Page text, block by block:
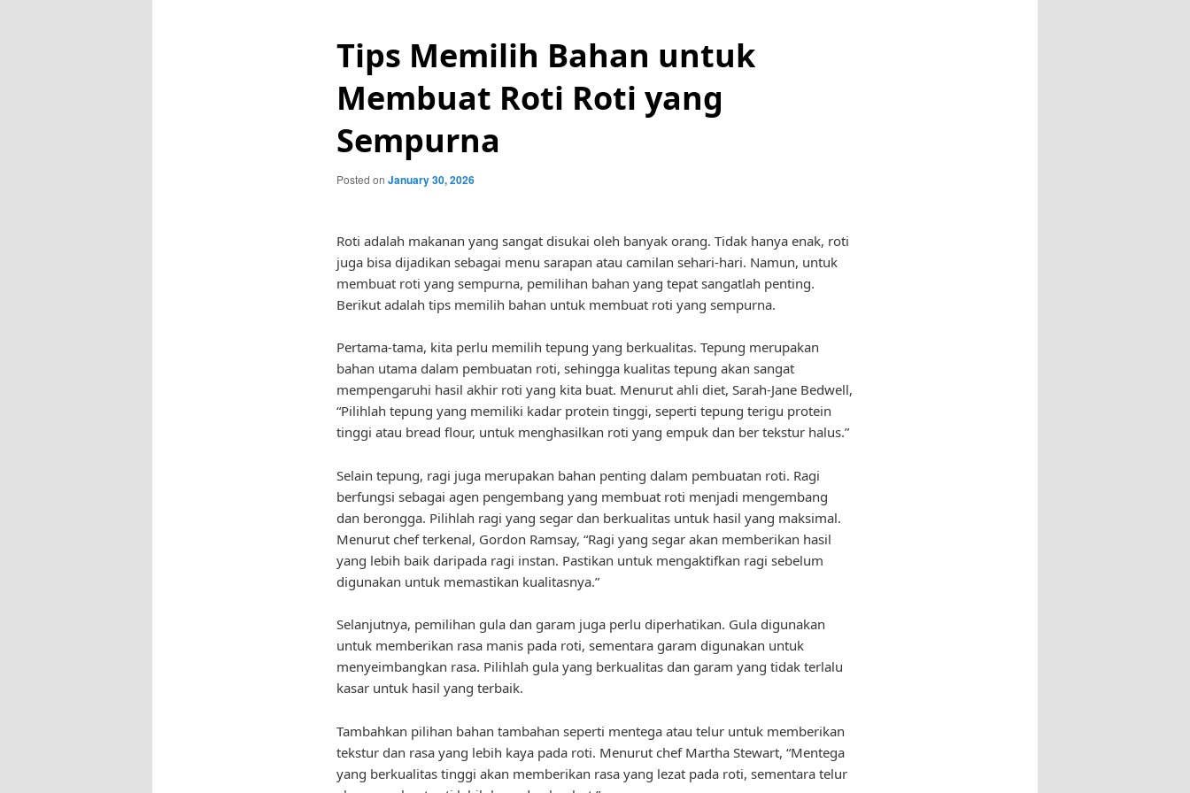
Tips Memilih Bahan untuk
Membuat Roti Roti yang
Sempurna
Posted on January 30, 2026
Roti adalah makanan yang sangat disukai oleh banyak orang. Tidak hanya enak, roti
juga bisa dijadikan sebagai menu sarapan atau camilan sehari-hari. Namun, untuk
membuat roti yang sempurna, pemilihan bahan yang tepat sangatlah penting.
Berikut adalah tips memilih bahan untuk membuat roti yang sempurna.
Pertama-tama, kita perlu memilih tepung yang berkualitas. Tepung merupakan
bahan utama dalam pembuatan roti, sehingga kualitas tepung akan sangat
mempengaruhi hasil akhir roti yang kita buat. Menurut ahli diet, Sarah-Jane Bedwell,
“Pilihlah tepung yang memiliki kadar protein tinggi, seperti tepung terigu protein
tinggi atau bread flour, untuk menghasilkan roti yang empuk dan ber tekstur halus.”
Selain tepung, ragi juga merupakan bahan penting dalam pembuatan roti. Ragi
berfungsi sebagai agen pengembang yang membuat roti menjadi mengembang
dan berongga. Pilihlah ragi yang segar dan berkualitas untuk hasil yang maksimal.
Menurut chef terkenal, Gordon Ramsay, “Ragi yang segar akan memberikan hasil
yang lebih baik daripada ragi instan. Pastikan untuk mengaktifkan ragi sebelum
digunakan untuk memastikan kualitasnya.”
Selanjutnya, pemilihan gula dan garam juga perlu diperhatikan. Gula digunakan
untuk memberikan rasa manis pada roti, sementara garam digunakan untuk
menyeimbangkan rasa. Pilihlah gula yang berkualitas dan garam yang tidak terlalu
kasar untuk hasil yang terbaik.
Tambahkan pilihan bahan tambahan seperti mentega atau telur untuk memberikan
tekstur dan rasa yang lebih kaya pada roti. Menurut chef Martha Stewart, “Mentega
yang berkualitas tinggi akan memberikan rasa yang lezat pada roti, sementara telur